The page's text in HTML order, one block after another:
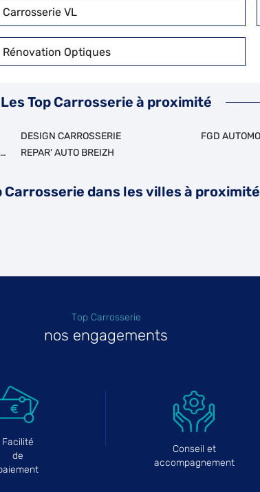
Carrosserie VL
Rénovation Optiques
Les Top Carrosserie à proximité
DESIGN CARROSSERIE
REPAR' AUTO BREIZH
FGD
Carrosserie dans les villes à proximité
Top Carrosserie
nos engagements
Facilité
de
Conseil et
accompagnement